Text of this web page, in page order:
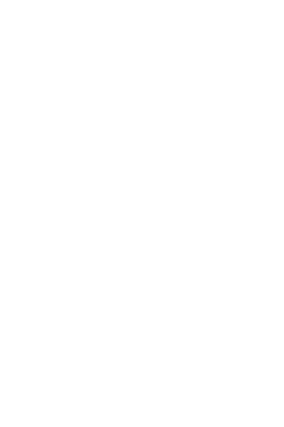
hardness, 200-cycle RCA abrasion, 1000
ჩვენი მუდმივი საფარები
დაცული მასალის ფორებში,
გისოსის ფორმაში, ჭრებს შორის 1
ნიშანს, მაშინ საფარის ადჰეზია
ასევე ვატარებთ ჯვარედინი ჭრის
შემდეგ. შედეგები უნაკლოა,
იცნობთ ჩვენი ფლაგმანი პროდუქტის
გრაფიტის ფანქრით 45° კუთხეში
და საფარის საერთო სიმტკიცე.
ის ჯერ კიდევ არ არის
მნიშვნელოვანია იცოდეთ, რომ
5B adhesion (ASTM D3359), 0 mm
და უხილავია, ის მოქმედებს
ნაწილაკებისგან, ამიტომ ის არ
ექსპოზიციას. ასეთი ექსპოზიციისა
დადგენილი ტემპერატურით და
დღეების განმავლობაში, აჩვენებს
35℃-ზე ნეიტრალური მარილის
პროტოკოლის უძლიერესი
პროექტებისთვის და
ან ხვრელების სიხშირე,
ტესტები შეიძლება ჩატარდეს
ან აქტიური ნივთიერებით (ღვინო,
ქიმიკატებისა და ჭუჭყის
რაოდენობრივი ზომა, რომელიც
შემდეგ კომპიუტერი ავტომატურად
შემხები წვეთის ფართობი და
კერამიკაში ჩაჭრის გარეშე,
შეიძლება ცნობილი იყოს
წვენის დაღვრისგან, არამედ
µm surface, 14.4 µm second, 8.4 µm third
ყოველი წასმული ფენით, ამიტომ
მასალა და ზედაპირი დაცვამდე
ბ) შექმნას მყარი
Ceramic Pro-ს მშვენიერი ესთეტიკური
სარგებლის შესაგრძნობად
ამ მიზეზით, ჩვენ
ჭრილს. ეს ადასტურებს, რომ საფარის
or physical deformation — 5/5 specimens
გავრცელებული და მნიშვნელოვანი
Pro-ს დამცავი და ფერის აღმდგენი
რითაც დაცული ზედაპირი ინარჩუნებს
ექსპოზიციის ციკლის
ცვლილება, ბზარები,
კლიენტებისგან ხშირად დასმული
ხანს, რამდენ ხანსაც ის არსებობს!
მოაცილოს საფარი
პროგნოზირებისთვის, ჩვენ
და ცვეთის მდგრადობის
კაწვრები საერთოდ არ
უმნიშვნელო დეფექტს.
University, Taiwan
measured across five wind speeds from
effectiveness)